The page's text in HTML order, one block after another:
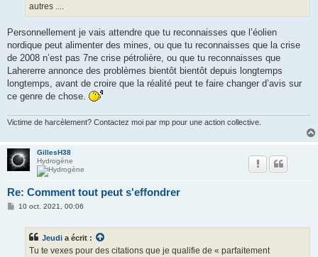
autres ....
Personnellement je vais attendre que tu reconnaisses que l’éolien
nordique peut alimenter des mines, ou que tu reconnaisses que la crise
de 2008 n’est pas 7ne crise pétrolière, ou que tu reconnaisses que
Lahererre annonce des problèmes bientôt bientôt depuis longtemps
longtemps, avant de croire que la réalité peut te faire changer d’avis sur
ce genre de chose.
Victime de harcèlement? Contactez moi par mp pour une action collective.
GillesH38
Hydrogène
Re: Comment tout peut s'effondrer
M10 oct. 2021, 00:06
Jeudi a écrit :
Tu te vexes pour des citations que je qualifie de « parfaitement